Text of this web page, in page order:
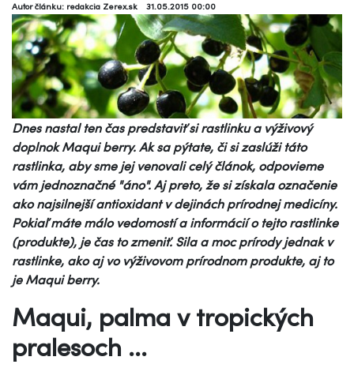
Autor článku: redakcia Zerex.sk 31.05.2015 00:00
Dnes nastal ten čas predstaviť si rastlinku a výživový
doplnok Maqui berry. Ak sa pýtate, či si zaslúži táto
rastlinka, aby sme jej venovali celý článok, odpovieme
vám jednoznačné "áno". Aj preto, že si získala označenie
ako najsilnejší antioxidant v dejinách prírodnej medicíny.
Pokiaľ máte málo vedomostí a informácií o tejto rastlinke
(produkte), je čas to zmeniť. Sila a moc prírody jednak v
rastlinke, ako aj vo výživovom prírodnom produkte, aj to
je Maqui berry.
Maqui, palma v tropických
pralesoch ...